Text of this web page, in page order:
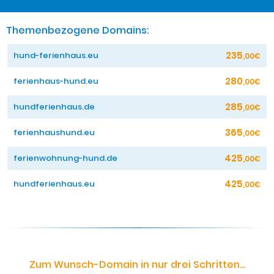
Themenbezogene Domains:
hund-ferienhaus.eu 235,00€
ferienhaus-hund.eu 280,00€
hundferienhaus.de 285,00€
ferienhaushund.eu 365,00€
ferienwohnung-hund.de 425,00€
hundferienhaus.eu 425,00€
Zum Wunsch-Domain in nur drei Schritten...